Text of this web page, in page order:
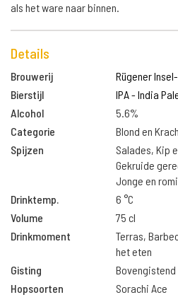
als het ware naar binnen.
Details
Brouwerij
Rügener
Bierstijl
IPA - India
Alcohol
5.6%
Categorie
Blond en
Spijzen
Salades, Kip
Gekruide
Jonge en
Drinktemp.
6 °C
Volume
75 cl
Drinkmoment
Terras,
het eten
Gisting
Bovengistend
Hopsoorten
Sorachi Ace